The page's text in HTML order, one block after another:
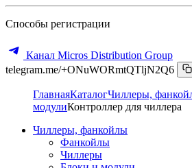
Способы регистрации
Канал Micros Distribution Group
telegram.me/+ONuWORmtQTljN2Q6
ГлавнаяКаталогЧиллеры,
модулиКонтроллер для чиллера
Чиллеры, фанкойлы
Фанкойлы
Чиллеры